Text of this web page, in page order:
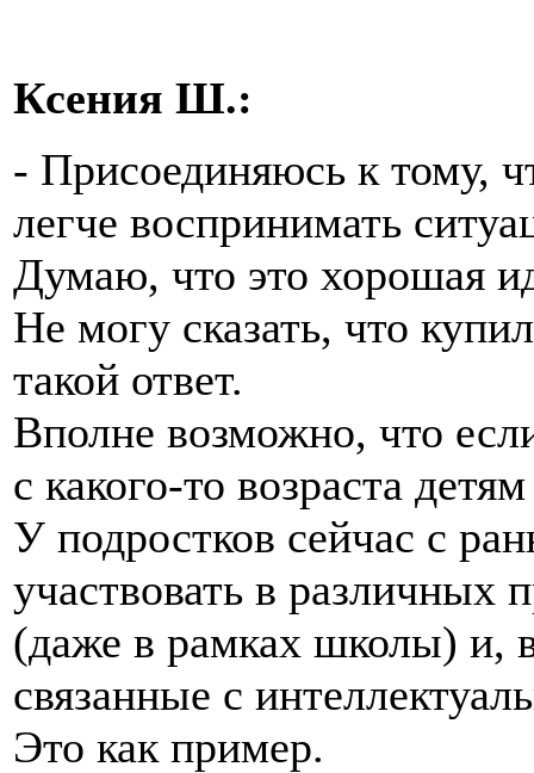
Ксения Ш.:
- Присоединяюсь к тому,
легче воспринимать
Думаю, что это хорошая
Не могу сказать, что
такой ответ.
Вполне возможно, что
с какого-то возраста
У подростков сейчас с
участвовать в различных
(даже в рамках школы) и,
связанные с
Это как пример.